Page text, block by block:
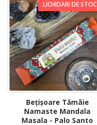
LICHIDARI DE STOC
Bețișoare Tămâie
Namaste Mandala
Masala - Palo Santo